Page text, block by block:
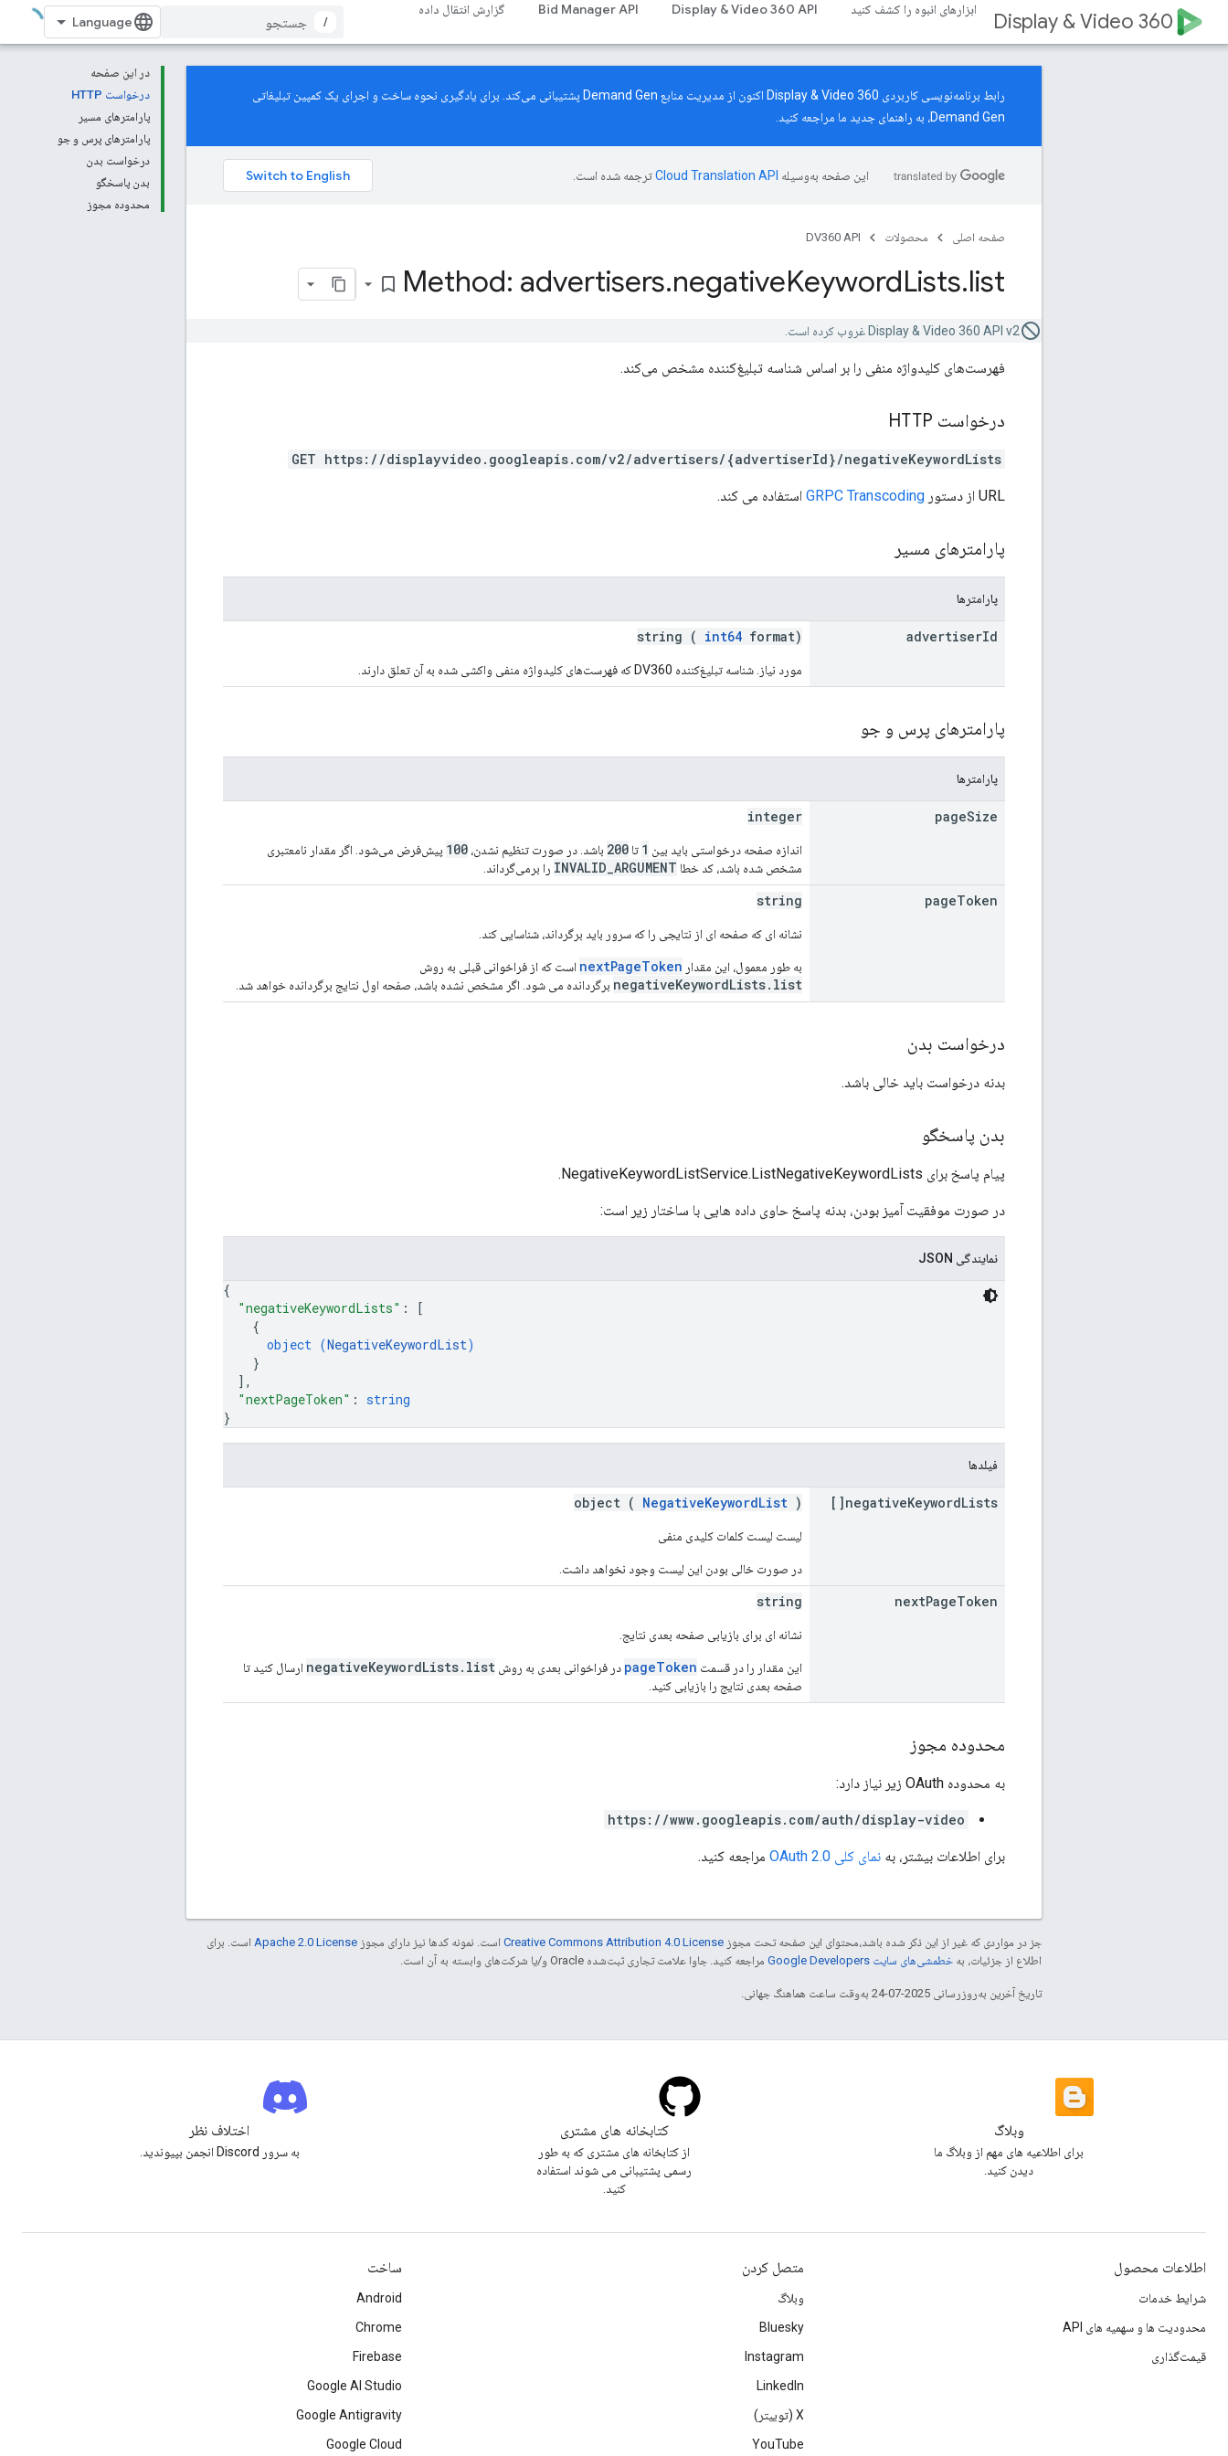
Display & Video 360 ابزارهای انبوه را کشف کنید Display & Video 360 API
Bid Manager API گزارش انتقال داده
/
در این صفحه
درخواست HTTP
پارامترهای مسیر
پارامترهای پرس و جو
درخواست بدن
بدن پاسخگو
محدوده مجوز
رابط برنامه‌نویسی کاربردی Display & Video 360 اکنون از مدیریت منابع Demand Gen پشتیبانی می‌کند. برای یادگیری نحوه ساخت و اجرای یک کمپین تبلیغاتی
Demand Gen، به
راهنمای جدید ما مراجعه کنید.
این صفحه به‌وسیله ترجمه شده است.
صفحه اصلی محصولات DV360 API
Method: advertisers.negativeKeywordLists.list
bookmark_border
Display & Video 360 API v2 غروب کرده است.
فهرست‌های کلیدواژه منفی را بر اساس شناسه تبلیغ‌کننده مشخص می‌کند.
درخواست HTTP
GET https://displayvideo.googleapis.com/v2/advertisers/{advertiserId}/negativeKeywordLists
URL از دستور GRPC Transcoding استفاده می کند.
پارامترهای مسیر
پارامترها
advertiserId
string ( int64 format)
مورد نیاز. شناسه تبلیغ‌کننده DV360 که فهرست‌های کلیدواژه منفی واکشی شده به آن تعلق دارند.
پارامترهای پرس و جو
پارامترها
pageSize
integer
اندازه صفحه درخواستی باید بین 1 تا 200 باشد. در صورت تنظیم نشدن، 100 پیش‌فرض می‌شود. اگر مقدار نامعتبری
مشخص شده باشد، کد خطا INVALID_ARGUMENT را برمی‌گرداند.
pageToken
string
نشانه ای که صفحه ای از نتایجی را که سرور باید برگرداند، شناسایی کند.
به طور معمول، این مقدار nextPageToken است که از فراخوانی قبلی به روش
negativeKeywordLists.list برگردانده می شود. اگر مشخص نشده باشد، صفحه اول نتایج برگردانده خواهد شد.
درخواست بدن
بدنه درخواست باید خالی باشد.
بدن پاسخگو
پیام پاسخ برای NegativeKeywordListService.ListNegativeKeywordLists.
در صورت موفقیت آمیز بودن، بدنه پاسخ حاوی داده هایی با ساختار زیر است:
نمایندگی JSON
{
"negativeKeywordLists" :
[
{
object (NegativeKeywordList)
}
] ,
"nextPageToken" : string
}
فیلدها
negativeKeywordLists[]
object ( NegativeKeywordList )
لیست لیست کلمات کلیدی منفی
در صورت خالی بودن این لیست وجود نخواهد داشت.
nextPageToken
string
نشانه ای برای بازیابی صفحه بعدی نتایج.
این مقدار را در قسمت pageToken در فراخوانی بعدی به روش negativeKeywordLists.list ارسال کنید تا
صفحه بعدی نتایج را بازیابی کنید.
محدوده مجوز
به محدوده OAuth زیر نیاز دارد:
https://www.googleapis.com/auth/display-video
برای اطلاعات بیشتر، به نمای کلی OAuth 2.0 مراجعه کنید.
جز در مواردی که غیر از این ذکر شده باشد،‌محتوای این صفحه تحت مجوز Creative Commons Attribution 4.0 License است. نمونه کدها نیز دارای مجوز Apache 2.0 License است. برای
اطلاع از جزئیات، به خطمشی‌های سایت Google Developers‏ مراجعه کنید. جاوا علامت تجاری ثبت‌شده Oracle و/یا شرکت‌های وابسته به آن است.
تاریخ آخرین به‌روزرسانی 2025-07-24 به‌وقت ساعت هماهنگ جهانی.
وبلاگ
برای اطلاعیه های مهم از وبلاگ ما
دیدن کنید.
کتابخانه های مشتری
از کتابخانه های مشتری که به طور
رسمی پشتیبانی می شوند استفاده
کنید.
اختلاف نظر
به سرور Discord انجمن بپیوندید.
اطلاعات محصول
شرایط خدمات
محدودیت ها و سهمیه های API
قیمت‌گذاری
متصل کردن
وبلاگ
Bluesky
Instagram
LinkedIn
‫X (توییتر)
YouTube
ساخت
Android
Chrome
Firebase
Google AI Studio
Google Antigravity
Google Cloud